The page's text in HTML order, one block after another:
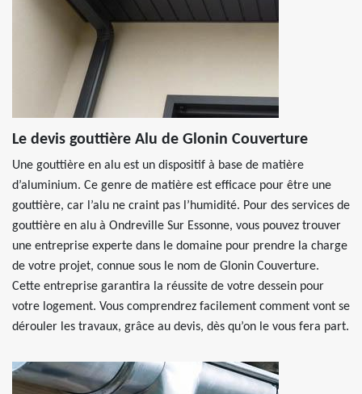
Le devis gouttière Alu de Glonin Couverture
Une gouttière en alu est un dispositif à base de matière
d’aluminium. Ce genre de matière est efficace pour être une
gouttière, car l’alu ne craint pas l’humidité. Pour des services de
gouttière en alu à Ondreville Sur Essonne, vous pouvez trouver
une entreprise experte dans le domaine pour prendre la charge
de votre projet, connue sous le nom de Glonin Couverture.
Cette entreprise garantira la réussite de votre dessein pour
votre logement. Vous comprendrez facilement comment vont se
dérouler les travaux, grâce au devis, dès qu’on le vous fera part.